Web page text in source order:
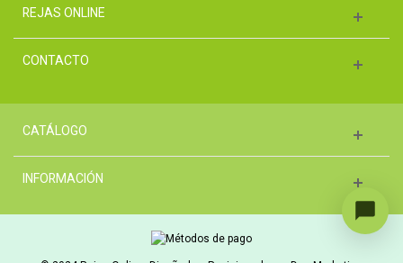
REJAS ONLINE
CONTACTO
CATÁLOGO
INFORMACIÓN